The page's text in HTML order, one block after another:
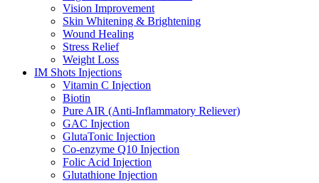
Vision Improvement
Skin Whitening & Brightening
Wound Healing
Stress Relief
Weight Loss
IM Shots Injections
Vitamin C Injection
Biotin
Pure AIR (Anti-Inflammatory Reliever)
GAC Injection
GlutaTonic Injection
Co-enzyme Q10 Injection
Folic Acid Injection
Glutathione Injection